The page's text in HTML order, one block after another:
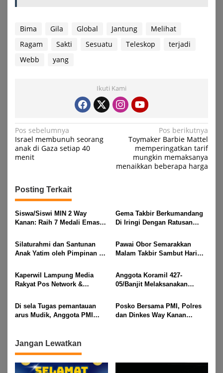
Bima Gila Global Jantung
Melihat
Ragam
Sakti Sesuatu Teleskop
terjadi
Webb
yang
Ikuti Kami
Navigasi
pos
Pos sebelumnya
Israel membunuh seorang
anak di Gaza setiap 40
menit
Pos berikutnya
Toymaker Barbie Mattel
memperingatkan tarif
mungkin memaksanya
menaikkan beberapa harga
Posting Terkait
Siswa/Siswi MIN 2 Way
Kanan: Raih 7 Medali Emas
Gubernur Lampung Cup 2
Taekwondo Championship
Gema Takbir Berkumandang
Di Iringi Dengan Ratusan
Rayakan Kemenangan Idul
Fitri 1447 H
Silaturahmi dan Santunan
Anak Yatim oleh Pimpinan PT
Idul Fitri di Way Kanan
Pawai Obor Semarakkan
Malam Takbir Sambut Hari
M, Di Kampung Simpang
Asam, Kecamatan Banjit
Kaperwil Lampung Media
Rakyat Pos Network &
Network,Tergabung Di Forum
DPC KWRI, Way Kanan :
Mengucapkan Selamat Hari
Anggota Koramil 427-
05/Banjit Melaksanakan
ogoh Di Wilayah Bali Sadhar,
Kecamatan Banjit
Di sela Tugas pemantauan
arus Mudik, Anggota PMI
Demi Selamatkan Nyawa
Bocah 7 Tahun
Posko Bersama PMI, Polres
dan Dinkes Way Kanan
Jangan Lewatkan